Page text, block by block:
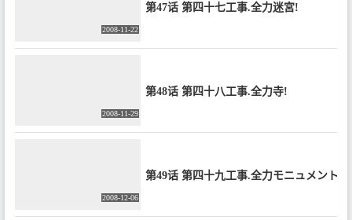
2008-11-22
第47话 第四十七工事.全力迷宮!
2008-11-29
第48话 第四十八工事.全力寺!
2008-12-06
第49话 第四十九工事.全力モニュメント！